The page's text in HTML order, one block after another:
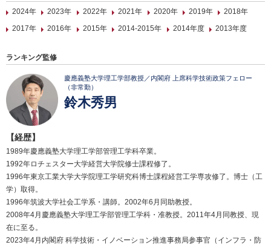
2024年
2023年 2022年 2021年 2020年 2019年
2018年
2017年
2016年 2015年 2014-2015年 2014年度 2013年度
ランキング監修
慶應義塾大学理工学部教授／内閣府 上席科学技術政策フェロー
（非常勤）
鈴木秀男
【経歴】
1989年慶應義塾大学理工学部管理工学科卒業。
1992年ロチェスター大学経営大学院修士課程修了。
1996年東京工業大学大学院理工学研究科博士課程経営工学専攻修了。博士（工
学）取得。
1996年筑波大学社会工学系・講師。2002年6月同助教授。
2008年4月慶應義塾大学理工学部管理工学科・准教授。2011年4月同教授、現
在に至る。
2023年4月内閣府 科学技術・イノベーション推進事務局参事官（インフラ・防